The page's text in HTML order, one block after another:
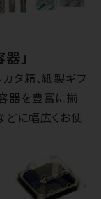
」
タ箱、紙製ギフ
器を豊富に揃
どに幅広くお使